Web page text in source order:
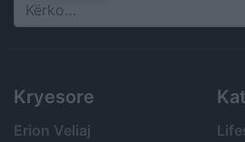
Search
Kryesore
Erion Veliaj